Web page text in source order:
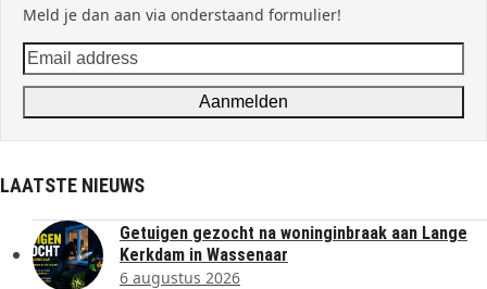
Meld je dan aan via onderstaand formulier!
Email
address
Aanmelden
LAATSTE NIEUWS
Getuigen gezocht na woninginbraak aan Lange
Kerkdam in Wassenaar
6 augustus 2026